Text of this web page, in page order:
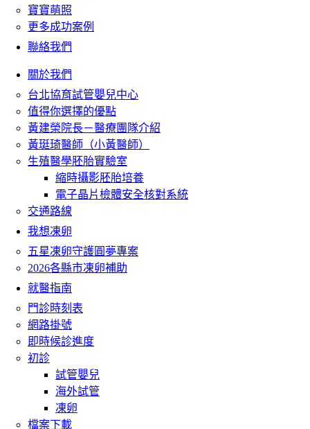
寶寶萌照
更多成功案例
聯絡我們
關於我們
台北協育試管嬰兒中心
值得你選擇的優點
黃建榮院長－醫療團隊介紹
黃珽琦醫師（小黃醫師）
生殖醫學胚胎實驗室
縮時攝影胚胎培養
電子晶片檢體安全核對系統
交通路線
我想凍卵
五星凍卵守護圓夢專案
2026各縣市凍卵補助
就醫指南
門診時刻表
網路掛號
即時候診進度
初診
試管嬰兒
海外試管
凍卵
檔案下載